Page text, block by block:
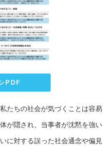
PDF
たちの社会が気づくことは容易
が隠され、当事者が沈黙を強い
に対する誤った社会通念や偏見